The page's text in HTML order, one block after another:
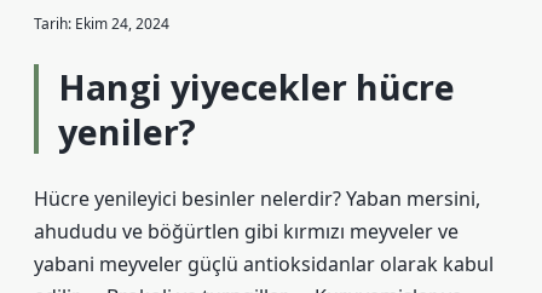
Tarih: Ekim 24, 2024
Hangi yiyecekler hücre
yeniler?
Hücre yenileyici besinler nelerdir? Yaban mersini,
ahududu ve böğürtlen gibi kırmızı meyveler ve
yabani meyveler güçlü antioksidanlar olarak kabul